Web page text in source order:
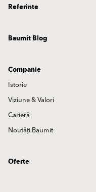
Referinte
Baumit Blog
Companie
Istorie
Viziune & Valori
Carieră
Noutăți Baumit
Oferte